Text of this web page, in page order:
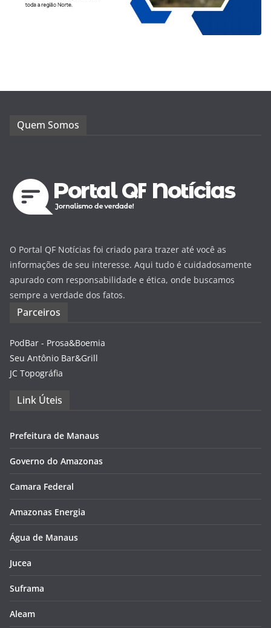
Quem Somos
O Portal QF Notícias foi criado para trazer até você as
informações de seu interesse. Aqui tudo é cuidadosamente
apurado com responsabilidade e ética, onde buscamos
sempre a verdade dos fatos.
Parceiros
PodBar - Prosa&Boemia
Seu Antônio Bar&Grill
JC Topográfia
Link Úteis
Prefeitura de Manaus
Governo do Amazonas
Camara Federal
Amazonas Energia
Água de Manaus
Jucea
Suframa
Aleam